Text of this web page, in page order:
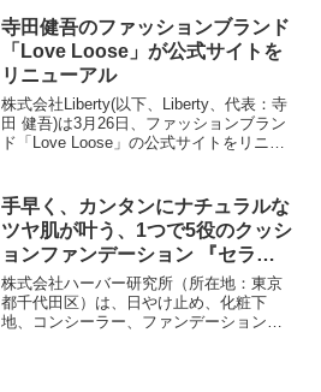
んぬ”鈴木まりや（21、チームB）が対
戦...
寺田健吾のファッションブランド
「Love Loose」が公式サイトを
リニューアル
株式会社Liberty(以下、Liberty、代表：寺
田 健吾)は3月26日、ファッションブラン
ド「Love Loose」の公式サイトをリニュ
が可能...
手早く、カンタンにナチュラルな
ツヤ肌が叶う、1つで5役のクッシ
ョンファンデーション 『セラム
クッションBB』2024年7月18日
(木)より数量限定発売！
株式会社ハーバー研究所（所在地：東京
都千代田区）は、日やけ止め、化粧下
地、コンシーラー、ファンデーション、